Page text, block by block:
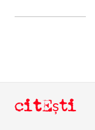
citEști